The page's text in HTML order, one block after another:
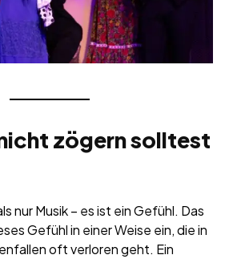
zögern solltest
nur Musik – es ist ein Gefühl. Das
Gefühl in einer Weise ein, die in
oft verloren geht. Ein